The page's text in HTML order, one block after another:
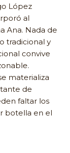
López
al
Ana. Nada de
tradicional y
convive
materializa
de
faltar los
botella en el